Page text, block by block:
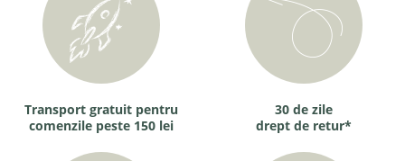
Transport gratuit pentru
comenzile peste 150 lei
30 de zile
drept de retur*